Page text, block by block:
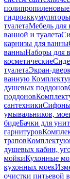
полипропиленовые
гидроаккумуляторы
туалетаМебель для
ванной и туалета
карнизы для ванны
ванныНаборы для
косметические
туалетаЭкран-
ванную
душевых поддонов
поддонов
сантехники
умывальников,
бидеБачки для
гарнитуров
трапов
душевых кабин,
мойкиКухонные
кухонных моек
очистки питьевой